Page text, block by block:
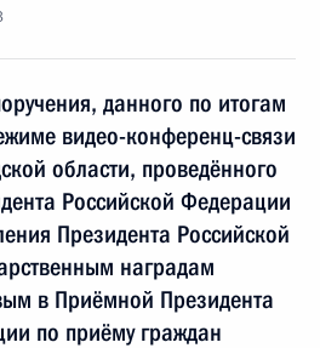
данного по итогам
видео-конференц-связи
области, проведённого
Российской Федерации
Президента Российской
наградам
в Приёмной Президента
по приёму граждан